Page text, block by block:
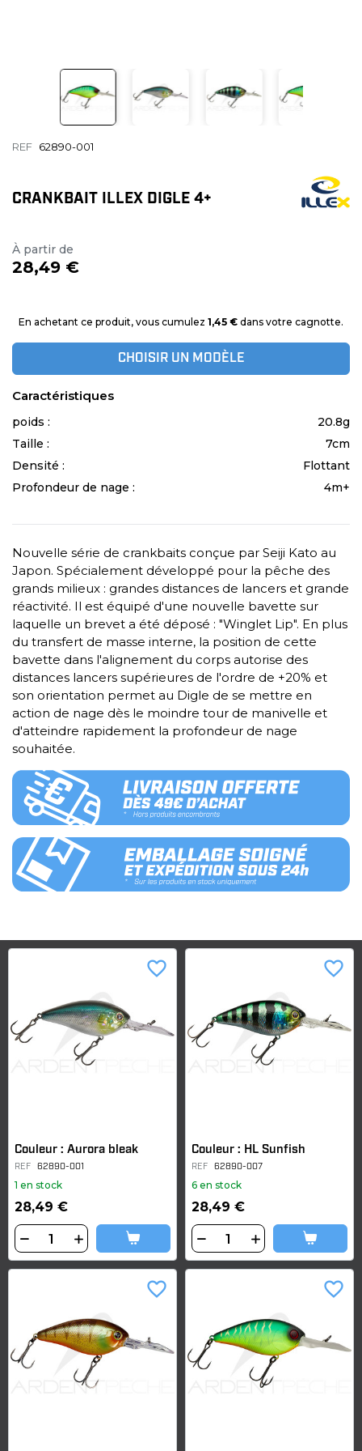
REF 62890-001
CRANKBAIT ILLEX DIGLE 4+
À partir de
28,49 €
En achetant ce produit, vous cumulez 1,45 € dans votre cagnotte.
CHOISIR UN MODÈLE
Caractéristiques
poids :
20.8g
Taille :
7cm
Densité :
Flottant
Profondeur de nage :
4m+
Nouvelle série de crankbaits conçue par Seiji Kato au
Japon. Spécialement développé pour la pêche des
grands milieux : grandes distances de lancers et grande
réactivité. Il est équipé d'une nouvelle bavette sur
laquelle un brevet a été déposé : "Winglet Lip". En plus
du transfert de masse interne, la position de cette
bavette dans l'alignement du corps autorise des
distances lancers supérieures de l'ordre de +20% et
son orientation permet au Digle de se mettre en
action de nage dès le moindre tour de manivelle et
d'atteindre rapidement la profondeur de nage
souhaitée.
Couleur : Aurora bleak
REF 62890-001
1 en stock
28,49 €
favorite_border
Couleur : HL Sunfish
REF 62890-007
6 en stock
28,49 €
favorite_border
favorite_border favorite_border